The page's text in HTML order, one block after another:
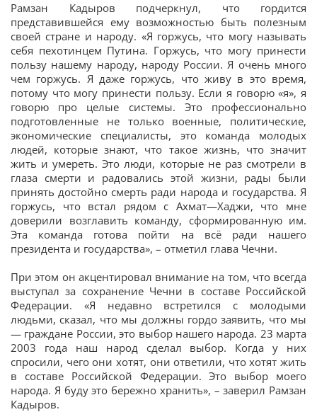
Рамзан Кадыров подчеркнул, что гордится
представившейся ему возможностью быть полезным
своей стране и народу. «Я горжусь, что могу называть
себя пехотинцем Путина. Горжусь, что могу принести
пользу нашему народу, народу России. Я очень много
чем горжусь. Я даже горжусь, что живу в это время,
потому что могу принести пользу. Если я говорю «я», я
говорю про целые системы. Это профессионально
подготовленные не только военные, политические,
экономические специалисты, это команда молодых
людей, которые знают, что такое жизнь, что значит
жить и умереть. Это люди, которые не раз смотрели в
глаза смерти и радовались этой жизни, рады были
принять достойно смерть ради народа и государства. Я
горжусь, что встал рядом с Ахмат—Хаджи, что мне
доверили возглавить команду, сформированную им.
Эта команда готова пойти на всё ради нашего
президента и государства», – отметил глава Чечни.
При этом он акцентировал внимание на том, что всегда
выступал за сохранение Чечни в составе Российской
Федерации. «Я недавно встретился с молодыми
людьми, сказал, что мы должны гордо заявить, что мы
— граждане России, это выбор нашего народа. 23 марта
2003 года наш народ сделал выбор. Когда у них
спросили, чего они хотят, они ответили, что хотят жить
в составе Российской Федерации. Это выбор моего
народа. Я буду это бережно хранить», – заверил Рамзан
Кадыров.